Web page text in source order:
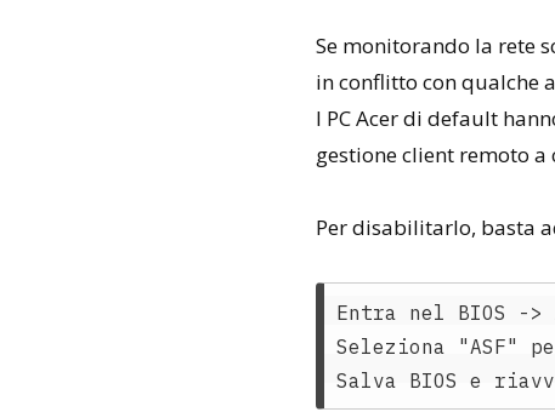
Se monitorando la rete
in conflitto con qualche
I PC Acer di default
gestione client remoto
Per disabilitarlo, basta
Entra nel BIOS ->
Seleziona "ASF"